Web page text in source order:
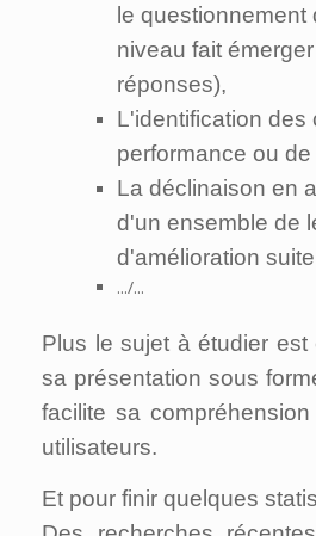
le questionnement
niveau fait
réponses),
L'identification des
performance ou
La déclinaison en
d'un ensemble de
d'amélioration
.../...
Plus le sujet à étudier est
sa présentation sous
facilite sa
utilisateurs.
Et pour finir quelques